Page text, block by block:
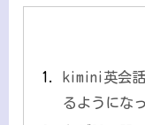
kimini英会
るようにな